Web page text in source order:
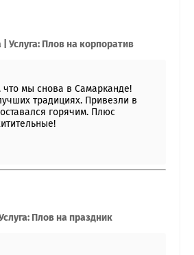
Услуга: Плов на корпоратив
что мы снова в Самарканде!
традициях. Привезли в
горячим. Плюс
Плов на праздник